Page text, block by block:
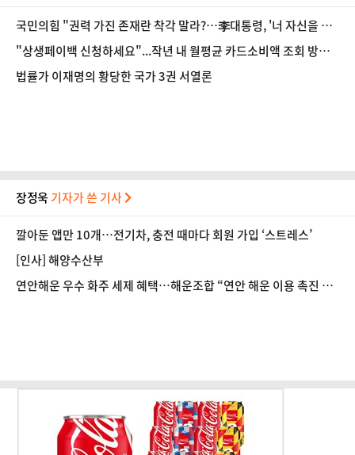
국민의힘 "권력 가진 존재란 착각 말라?…李대통령, '너 자신을 알
라'"
"상생페이백 신청하세요"...작년 내 월평균 카드소비액 조회 방법
은?
법률가 이재명의 황당한 국가 3권 서열론
장정욱 기자가 쓴 기사
깔아둔 앱만 10개…전기차, 충전 때마다 회원 가입 ‘스트레스’
[인사] 해양수산부
연안해운 우수 화주 세제 혜택…해운조합 “연안 해운 이용 촉진 기